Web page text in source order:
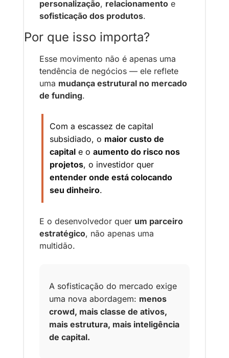
personalização, relacionamento
sofisticação dos produtos.
Por que isso importa?
Esse movimento não é apenas uma
tendência de negócios — ele reflete
uma mudança estrutural no mercado
de funding.
Com a escassez de capital
subsidiado, o maior custo de
capital e o aumento do risco nos
projetos
entender onde está colocando
seu dinheiro.
E o desenvolvedor quer um parceiro
estratégico, não apenas uma
multidão.
A sofisticação do mercado exige
uma nova abordagem: menos
crowd, mais classe de ativos,
mais estrutura, mais inteligência
de capital.